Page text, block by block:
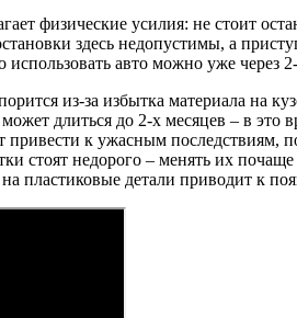
физические усилия: не стоит
здесь недопустимы, а
авто можно уже через
из-за избытка материала на
длиться до 2-х месяцев – в это
привести к ужасным последствиям,
стоят недорого – менять их почаще
пластиковые детали приводит к